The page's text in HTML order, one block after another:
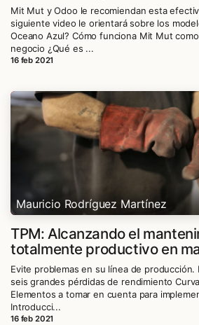
Mit Mut y Odoo le recomiendan esta
siguiente video le orientará sobre los
Oceano Azul? Cómo funciona Mit Mut
negocio ¿Qué es ...
16 feb 2021
Mauricio Rodríguez Martínez
TPM: Alcanzando el
totalmente productivo en
Evite problemas en su línea de producción.
seis grandes pérdidas de rendimiento
Elementos a tomar en cuenta para
Introducci...
16 feb 2021